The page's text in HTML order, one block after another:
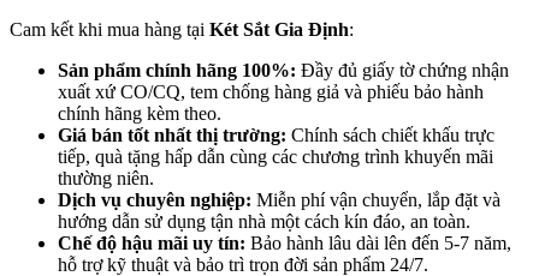
Cam kết khi mua hàng tại Két Sắt Gia Định:
Sản phẩm chính hãng 100%: Đầy đủ giấy tờ chứng nhận
xuất xứ CO/CQ, tem chống hàng giả và phiếu bảo hành
chính hãng kèm theo.
Giá bán tốt nhất thị trường: Chính sách chiết khấu trực
tiếp, quà tặng hấp dẫn cùng các chương trình khuyến mãi
thường niên.
Dịch vụ chuyên nghiệp: Miễn phí vận chuyển, lắp đặt và
hướng dẫn sử dụng tận nhà một cách kín đáo, an toàn.
Chế độ hậu mãi uy tín: Bảo hành lâu dài lên đến 5-7 năm,
hỗ trợ kỹ thuật và bảo trì trọn đời sản phẩm 24/7.